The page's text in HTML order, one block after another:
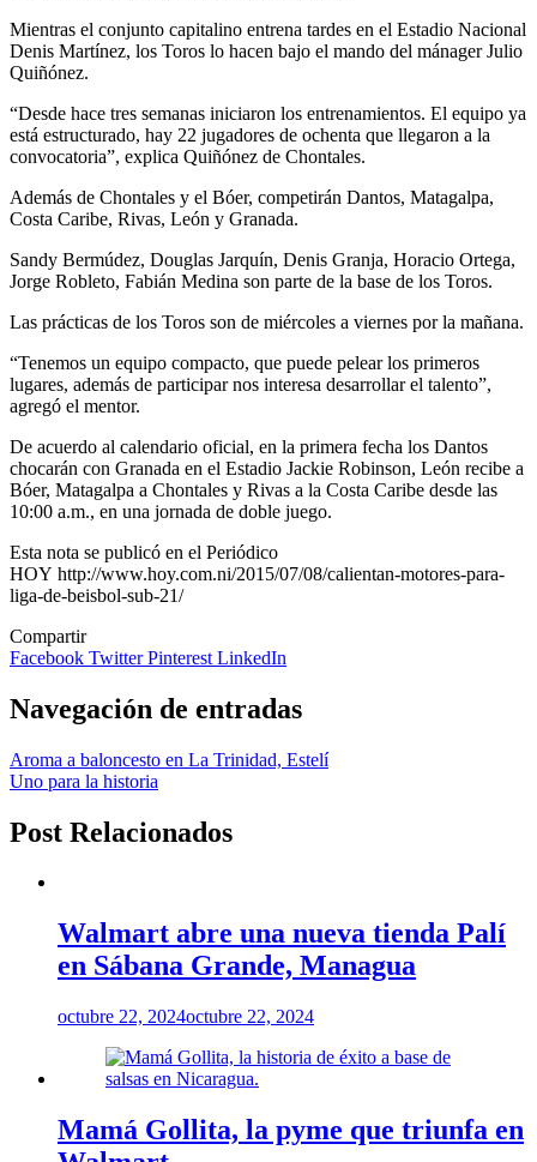
Mientras el conjunto capitalino entrena tardes en el Estadio Nacional
Denis Martínez, los Toros lo hacen bajo el mando del mánager Julio
Quiñónez.
“Desde hace tres semanas iniciaron los entrenamientos. El equipo ya
está estructurado, hay 22 jugadores de ochenta que llegaron a la
convocatoria”, explica Quiñónez de Chontales.
Además de Chontales y el Bóer, competirán Dantos, Matagalpa,
Costa Caribe, Rivas, León y Granada.
Sandy Bermúdez, Douglas Jarquín, Denis Granja, Horacio Ortega,
Jorge Robleto, Fabián Medina son parte de la base de los Toros.
Las prácticas de los Toros son de miércoles a viernes por la mañana.
“Tenemos un equipo compacto, que puede pelear los primeros
lugares, además de participar nos interesa desarrollar el talento”,
agregó el mentor.
De acuerdo al calendario oficial, en la primera fecha los Dantos
chocarán con Granada en el Estadio Jackie Robinson, León recibe a
Bóer, Matagalpa a Chontales y Rivas a la Costa Caribe desde las
10:00 a.m., en una jornada de doble juego.
Esta nota se publicó en el Periódico
HOY http://www.hoy.com.ni/2015/07/08/calientan-motores-para-
liga-de-beisbol-sub-21/
Compartir
Facebook TwitterPinterest LinkedIn
Navegación de entradas
Aroma a baloncesto en La Trinidad, Estelí
Uno para la historia
Post Relacionados
Walmart abre una nueva tienda Palí
en Sábana Grande, Managua
octubre 22, 2024octubre 22, 2024
Mamá Gollita, la pyme que triunfa en